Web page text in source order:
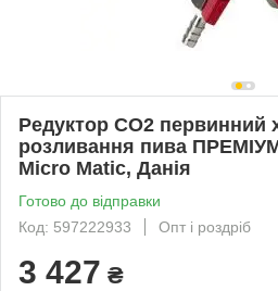
Редуктор СО2 первинний
розливання пива
Micro Matic, Данія
Готово до відправки
Код: 597222933
Опт і роздріб
3 427 ₴